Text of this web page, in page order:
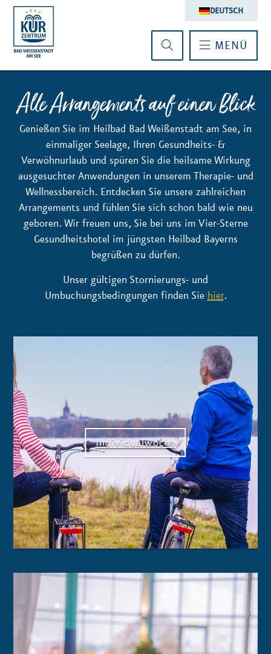
DEUTSCH
MENÜ
Alle Arrangements auf einen Blick
Genießen Sie im Heilbad Bad Weißenstadt am See, in
einmaliger Seelage, Ihren Gesundheits- &
Verwöhnurlaub und spüren Sie die heilsame Wirkung
ausgesuchter Anwendungen in unserem Therapie- und
Wellnessbereich. Entdecken Sie unsere zahlreichen
Arrangements und fühlen Sie sich schon bald wie neu
geboren. Wir freuen uns, Sie bei uns im Vier-Sterne
Gesundheitshotel im jüngsten Heilbad Bayerns
begrüßen zu dürfen.
Unser gültigen Stornierungs- und
Umbuchungsbedingungen finden Sie hier.
Individualwoche